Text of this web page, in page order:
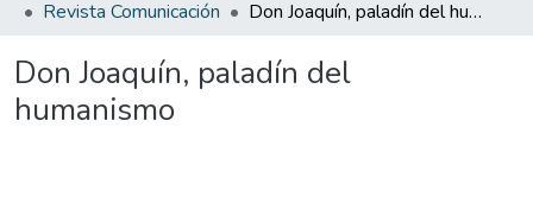
Revista Comunicación
Don Joaquín, paladín del humanismo
Don Joaquín, paladín del
humanismo